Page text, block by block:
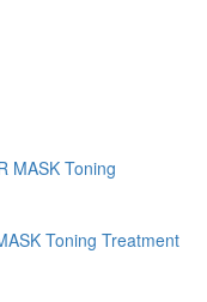
Toning Treatment